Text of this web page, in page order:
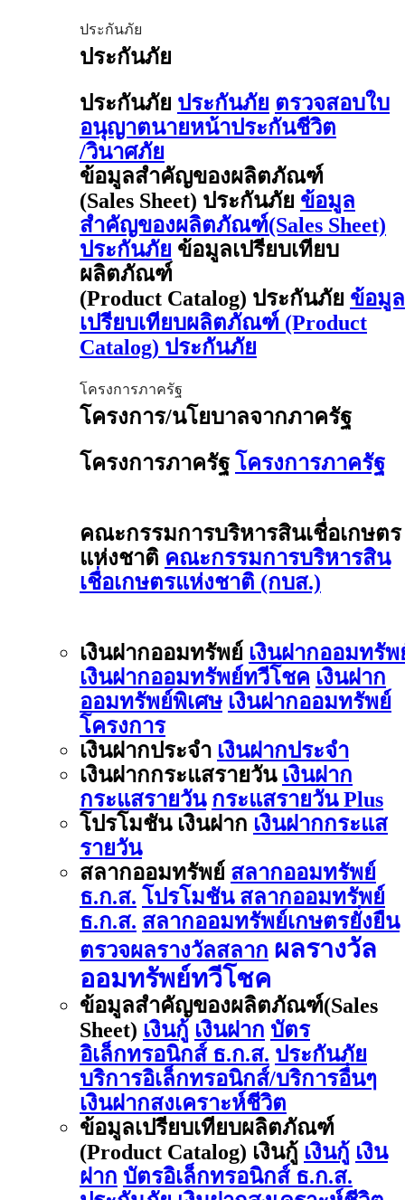
ประกันภัย
ประกันภัย
ประกันภัย ประกันภัย ตรวจสอบใบ
อนุญาตนายหน้าประกันชีวิต
/วินาศภัย
ข้อมูลสำคัญของผลิตภัณฑ์
(Sales Sheet) ประกันภัย ข้อมูล
สำคัญของผลิตภัณฑ์(Sales Sheet)
ประกันภัย ข้อมูลเปรียบเทียบ
ผลิตภัณฑ์
(Product Catalog) ประกันภัย ข้อมูล
เปรียบเทียบผลิตภัณฑ์ (Product
Catalog) ประกันภัย
โครงการภาครัฐ
โครงการ/นโยบาลจากภาครัฐ
โครงการภาครัฐ โครงการภาครัฐ
คณะกรรมการบริหารสินเชื่อเกษตร
แห่งชาติ คณะกรรมการบริหารสิน
เชื่อเกษตรแห่งชาติ (กบส.)
เงินฝากออมทรัพย์ เงินฝากออมทรัพ
เงินฝากออมทรัพย์ทวีโชค เงินฝาก
ออมทรัพย์พิเศษ เงินฝากออมทรัพย์
โครงการ
เงินฝากประจำ เงินฝากประจำ
เงินฝากกระแสรายวัน เงินฝาก
กระแสรายวัน กระแสรายวัน Plus
โปรโมชัน เงินฝาก เงินฝากกระแส
รายวัน
สลากออมทรัพย์ สลากออมทรัพย์
ธ.ก.ส. โปรโมชัน สลากออมทรัพย์
ธ.ก.ส. สลากออมทรัพย์เกษตรยั่งยืน
ตรวจผลรางวัลสลาก ผลรางวัล
ออมทรัพย์ทวีโชค
ข้อมูลสำคัญของผลิตภัณฑ์(Sales
Sheet) เงินกู้ เงินฝาก บัตร
อิเล็กทรอนิกส์ ธ.ก.ส. ประกันภัย
บริการอิเล็กทรอนิกส์/บริการอื่นๆ
เงินฝากสงเคราะห์ชีวิต
ข้อมูลเปรียบเทียบผลิตภัณฑ์
(Product Catalog) เงินกู้ เงินกู้ เงิน
ฝาก บัตรอิเล็กทรอนิกส์ ธ.ก.ส.